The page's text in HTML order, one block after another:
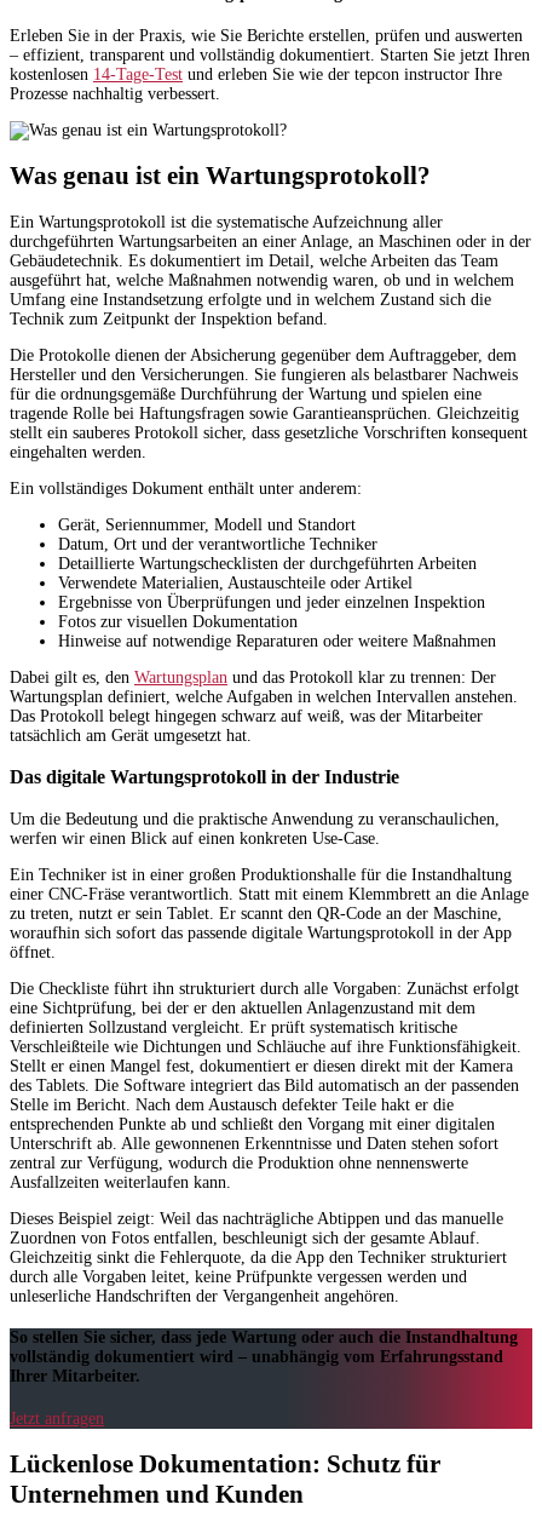
Erleben Sie in der Praxis, wie Sie Berichte erstellen, prüfen und auswerten
– effizient, transparent und vollständig dokumentiert. Starten Sie jetzt Ihren
kostenlosen 14-Tage-Test und erleben Sie wie der tepcon instructor Ihre
Prozesse nachhaltig verbessert.
Was genau ist ein Wartungsprotokoll?
Ein Wartungsprotokoll ist die systematische Aufzeichnung aller
durchgeführten Wartungsarbeiten an einer Anlage, an Maschinen oder in der
Gebäudetechnik. Es dokumentiert im Detail, welche Arbeiten das Team
ausgeführt hat, welche Maßnahmen notwendig waren, ob und in welchem
Umfang eine Instandsetzung erfolgte und in welchem Zustand sich die
Technik zum Zeitpunkt der Inspektion befand.
Die Protokolle dienen der Absicherung gegenüber dem Auftraggeber, dem
Hersteller und den Versicherungen. Sie fungieren als belastbarer Nachweis
für die ordnungsgemäße Durchführung der Wartung und spielen eine
tragende Rolle bei Haftungsfragen sowie Garantieansprüchen. Gleichzeitig
stellt ein sauberes Protokoll sicher, dass gesetzliche Vorschriften konsequent
eingehalten werden.
Ein vollständiges Dokument enthält unter anderem:
Gerät, Seriennummer, Modell und Standort
Datum, Ort und der verantwortliche Techniker
Detaillierte Wartungschecklisten der durchgeführten Arbeiten
Verwendete Materialien, Austauschteile oder Artikel
Ergebnisse von Überprüfungen und jeder einzelnen Inspektion
Fotos zur visuellen Dokumentation
Hinweise auf notwendige Reparaturen oder weitere Maßnahmen
Dabei gilt es, den Wartungsplan und das Protokoll klar zu trennen: Der
Wartungsplan definiert, welche Aufgaben in welchen Intervallen anstehen.
Das Protokoll belegt hingegen schwarz auf weiß, was der Mitarbeiter
tatsächlich am Gerät umgesetzt hat.
Das digitale Wartungsprotokoll in der Industrie
Um die Bedeutung und die praktische Anwendung zu veranschaulichen,
werfen wir einen Blick auf einen konkreten Use-Case.
Ein Techniker ist in einer großen Produktionshalle für die Instandhaltung
einer CNC-Fräse verantwortlich. Statt mit einem Klemmbrett an die Anlage
zu treten, nutzt er sein Tablet. Er scannt den QR-Code an der Maschine,
woraufhin sich sofort das passende digitale Wartungsprotokoll in der App
öffnet.
Die Checkliste führt ihn strukturiert durch alle Vorgaben: Zunächst erfolgt
eine Sichtprüfung, bei der er den aktuellen Anlagenzustand mit dem
definierten Sollzustand vergleicht. Er prüft systematisch kritische
Verschleißteile wie Dichtungen und Schläuche auf ihre Funktionsfähigkeit.
Stellt er einen Mangel fest, dokumentiert er diesen direkt mit der Kamera
des Tablets. Die Software integriert das Bild automatisch an der passenden
Stelle im Bericht. Nach dem Austausch defekter Teile hakt er die
entsprechenden Punkte ab und schließt den Vorgang mit einer digitalen
Unterschrift ab. Alle gewonnenen Erkenntnisse und Daten stehen sofort
zentral zur Verfügung, wodurch die Produktion ohne nennenswerte
Ausfallzeiten weiterlaufen kann.
Dieses Beispiel zeigt: Weil das nachträgliche Abtippen und das manuelle
Zuordnen von Fotos entfallen, beschleunigt sich der gesamte Ablauf.
Gleichzeitig sinkt die Fehlerquote, da die App den Techniker strukturiert
durch alle Vorgaben leitet, keine Prüfpunkte vergessen werden und
unleserliche Handschriften der Vergangenheit angehören.
So stellen Sie sicher, dass jede Wartung oder auch die Instandhaltung
vollständig dokumentiert wird – unabhängig vom Erfahrungsstand
Ihrer Mitarbeiter.
Jetzt anfragen
Lückenlose Dokumentation: Schutz für
Unternehmen und Kunden